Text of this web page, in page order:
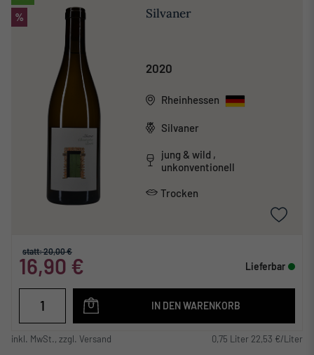
%
Silvaner
2020
Rheinhessen
Silvaner
jung & wild ,
unkonventionell
Trocken
statt: 20,00 €
16,90 € Lieferbar
IN DEN WARENKORB
inkl. MwSt., zzgl. Versand 0,75 Liter 22,53 €/Liter